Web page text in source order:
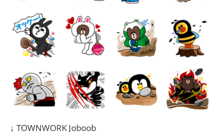
↓ TOWNWORK Joboob